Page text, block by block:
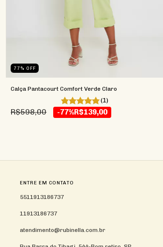
77% OFF
Calça Pantacourt Comfort Verde Claro
(1)
R$598,00 -77%R$139,00
ENTRE EM CONTATO
5511913186737
11913186737
atendimento@rubinella.com.br